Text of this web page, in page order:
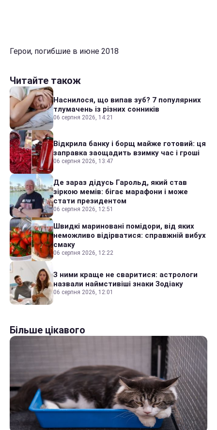
Герои, погибшие в июне 2018
Читайте також
Наснилося, що випав зуб? 7 популярних
тлумачень із різних сонників
06 серпня 2026, 14:21
Відкрила банку і борщ майже готовий: ця
заправка заощадить взимку час і гроші
06 серпня 2026, 13:47
Де зараз дідусь Гарольд, який став
зіркою мемів: бігає марафони і може
стати президентом
06 серпня 2026, 12:51
Швидкі мариновані помідори, від яких
неможливо відірватися: справжній вибух
смаку
06 серпня 2026, 12:22
З ними краще не сваритися: астрологи
назвали наймстивіші знаки Зодіаку
06 серпня 2026, 12:01
Більше цікавого